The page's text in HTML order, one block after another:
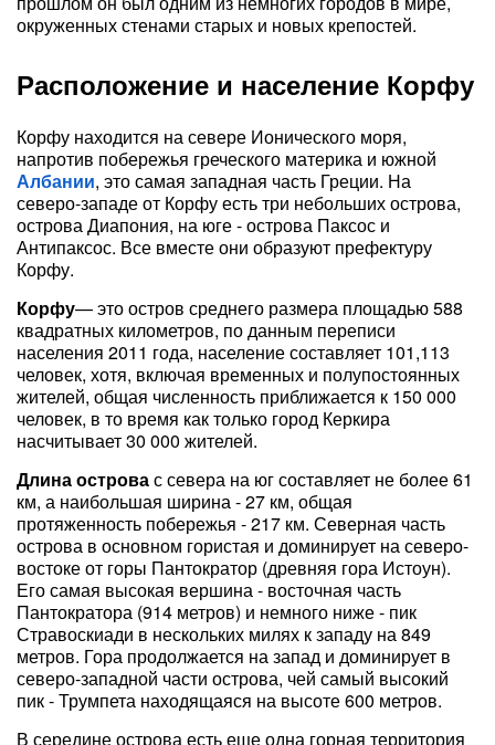
окруженных стенами старых и новых крепостей.
Расположение и население Корфу
Корфу находится на севере Ионического моря,
напротив побережья греческого материка и южной
Албании, это самая западная часть Греции. На
северо-западе от Корфу есть три небольших острова,
острова Диапония, на юге - острова Паксос и
Антипаксос. Все вместе они образуют префектуру
Корфу.
Корфу— это остров среднего размера площадью 588
квадратных километров, по данным переписи
населения 2011 года, население составляет 101,113
человек, хотя, включая временных и полупостоянных
жителей, общая численность приближается к 150 000
человек, в то время как только город Керкира
насчитывает 30 000 жителей.
Длина островас севера на юг составляет не более 61
км, а наибольшая ширина - 27 км, общая
протяженность побережья - 217 км. Северная часть
острова в основном гористая и доминирует на северо-
востоке от горы Пантократор (древняя гора Истоун).
Его самая высокая вершина - восточная часть
Пантократора (914 метров) и немного ниже - пик
Стравоскиади в нескольких милях к западу на 849
метров. Гора продолжается на запад и доминирует в
северо-западной части острова, чей самый высокий
пик - Трумпета находящаяся на высоте 600 метров.
В середине острова есть еще одна горная территория